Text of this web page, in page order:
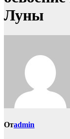
Луны
Отadmin